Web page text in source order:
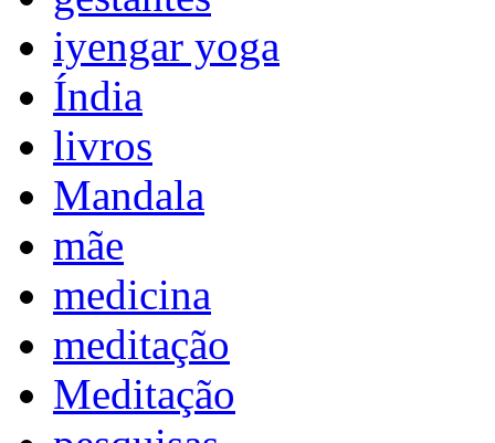
iyengar yoga
Índia
livros
Mandala
mãe
medicina
meditação
Meditação